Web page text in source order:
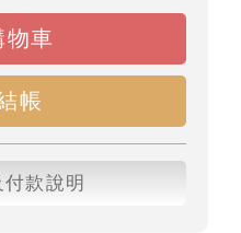
物車
帳
款說明